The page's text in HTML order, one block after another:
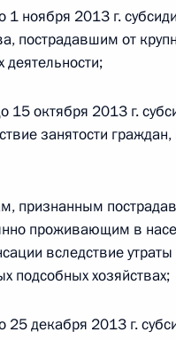
Вениамин Яковлев
в Республике Саха
приёмная Президента
1 ноября 2013 г.
пострадавшим от
15 октября 2013 г.
занятости
признанным
проживающим в
вследствие
подсобных хозяйствах;
25 декабря 2013 г.